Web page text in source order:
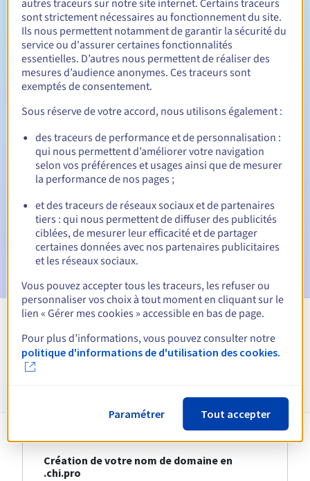
Durée de renouvellement Entre 1 et 9 ans
Période de rédemption
Notifications automatiques :
E-mails d'avertissement : 60, 30, 15, 7 et 3 jours avant la
date d'échéance
E-mail le jour de l'expirationpour notification de la
suspension du nom de domaine
E-mail après la période de grâce de rédemptionpour
notification de la suppression du nom de domaine
Voir toutes les extensions
Création de votre nom de domaine en
.chi.pro
autres traceurs sur notre site internet. Certains traceurs
sont strictement nécessaires au fonctionnement du site.
Ils nous permettent notamment de garantir la sécurité du
service ou d'assurer certaines fonctionnalités
essentielles. D’autres nous permettent de réaliser des
mesures d’audience anonymes. Ces traceurs sont
exemptés de consentement.
Sous réserve de votre accord, nous utilisons également :
des traceurs de performance et de personnalisation :
qui nous permettent d’améliorer votre navigation
selon vos préférences et usages ainsi que de mesurer
la performance de nos pages ;
et des traceurs de réseaux sociaux et de partenaires
tiers : qui nous permettent de diffuser des publicités
ciblées, de mesurer leur efficacité et de partager
certaines données avec nos partenaires publicitaires
et les réseaux sociaux.
Vous pouvez accepter tous les traceurs, les refuser ou
personnaliser vos choix à tout moment en cliquant sur le
lien « Gérer mes cookies » accessible en bas de page.
Pour plus d’informations, vous pouvez consulter notre
politique d'informations de d'utilisation des cookies.
Paramétrer Tout accepter